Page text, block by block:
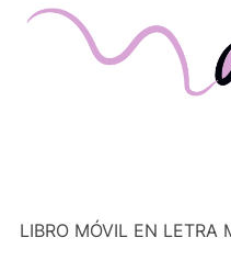
LIBRO MÓVIL EN LETRA